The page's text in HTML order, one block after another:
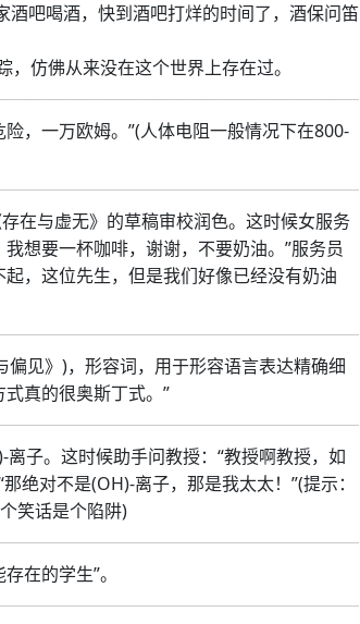
酒吧喝酒，快到酒吧打烊的时间了，酒保问笛
仿佛从来没在这个世界上存在过。
，一万欧姆。”(人体电阻一般情况下在800-
在与虚无》的草稿审校润色。这时候女服务
想要一杯咖啡，谢谢，不要奶油。”服务员
，这位先生，但是我们好像已经没有奶油
见》)，形容词，用于形容语言表达精确细
真的很奥斯丁式。”
子。这时候助手问教授：“教授啊教授，如
绝对不是(OH)-离子，那是我太太！”(提示：
笑话是个陷阱)
在的学生”。